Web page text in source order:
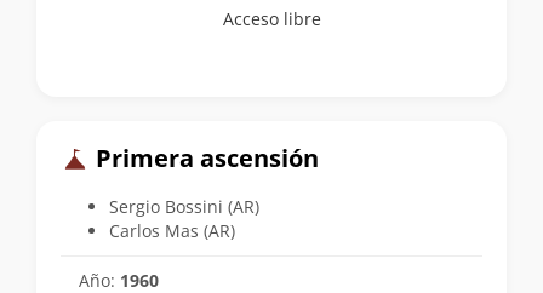
Acceso libre
Primera ascensión
Sergio Bossini (AR)
Carlos Mas (AR)
Año: 1960